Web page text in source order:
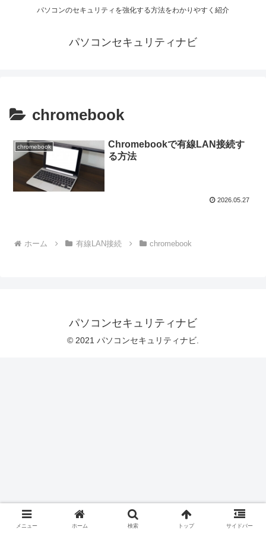
パソコンのセキュリティを強化する方法をわかりやすく紹介
パソコンセキュリティナビ
chromebook
chromebook
Chromebookで有線LAN接続す
る方法
2026.05.27
ホーム 有線LAN接続 chromebook
パソコンセキュリティナビ
© 2021 パソコンセキュリティナビ.
メニュー ホーム 検索 トップ サイドバー